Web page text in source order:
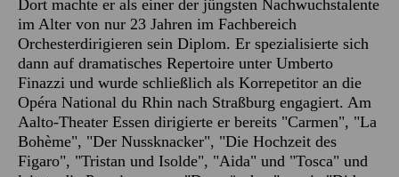
Dort machte er als einer der jüngsten Nachwuchstalente
im Alter von nur 23 Jahren im Fachbereich
Orchesterdirigieren sein Diplom. Er spezialisierte sich
dann auf dramatisches Repertoire unter Umberto
Finazzi und wurde schließlich als Korrepetitor an die
Opéra National du Rhin nach Straßburg engagiert. Am
Aalto-Theater Essen dirigierte er bereits "Carmen", "La
Bohème", "Der Nussknacker", "Die Hochzeit des
Figaro", "Tristan und Isolde", "Aida" und "Tosca" und